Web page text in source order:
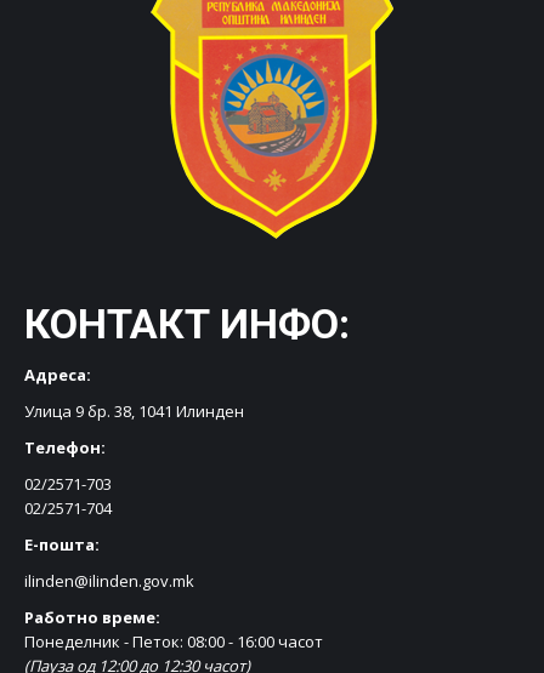
КОНТАКТ ИНФО:
Адреса:
Улица 9 бр. 38, 1041 Илинден
Телефон:
02/2571-703
02/2571-704
Е-пошта:
ilinden@ilinden.gov.mk
Работно време:
Понеделник - Петок: 08:00 - 16:00 часот
(Пауза од 12:00 до 12:30 часот)